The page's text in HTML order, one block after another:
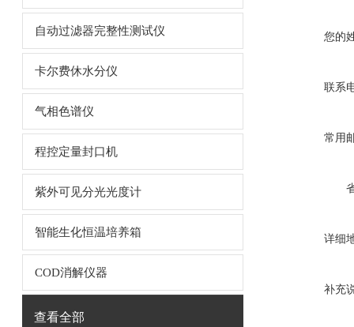
自动过滤器完整性测试仪
卡尔费休水分仪
气相色谱仪
程控定量封口机
紫外可见分光光度计
智能生化恒温培养箱
COD消解仪器
查看全部
您的
联系
常用
详细
补充